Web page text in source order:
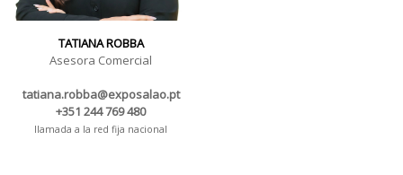
TATIANA ROBBA
Asesora Comercial
tatiana.robba@exposalao.pt
+351 244 769 480
llamada a la red fija nacional